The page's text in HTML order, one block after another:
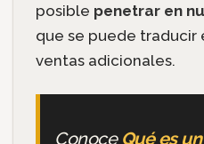
posible penetrar en
que se puede traducir
ventas adicionales.
Conoce Qué es